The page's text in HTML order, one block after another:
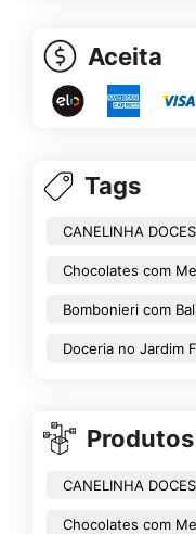
Aceita
Tags
CANELINHA DOCES
Chocolates com
Bombonieri com
Doceria no Jardim
Produtos
CANELINHA DOCES
Chocolates com